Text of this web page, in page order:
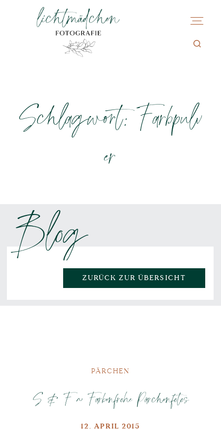
Schlagwort: Farbpulv
er
Blog
ZURÜCK ZUR ÜBERSICHT
PÄRCHEN
S & F ~ Farbenfrohe Pärchenfotos
12. APRIL 2015